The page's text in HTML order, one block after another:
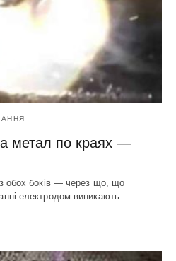
метал по краях —
обох боків — через що, що
електродом виникають